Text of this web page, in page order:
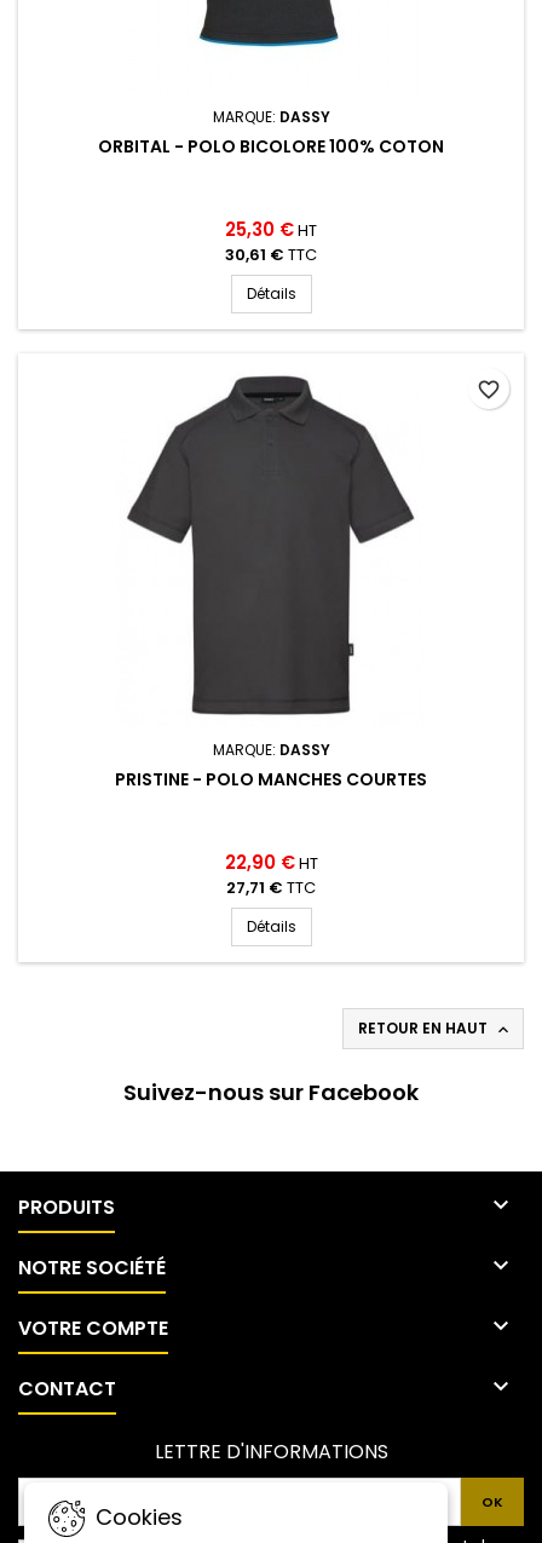
MARQUE: DASSY
ORBITAL - POLO BICOLORE 100% COTON
25,30 €HT
30,61 € TTC
Détails
MARQUE: DASSY
PRISTINE - POLO MANCHES COURTES
22,90 €HT
27,71 € TTC
Détails
favorite_border
RETOUR EN HAUT 
Suivez-nous sur Facebook
PRODUITS 
NOTRE SOCIÉTÉ 
VOTRE COMPTE 
CONTACT 
Cookies
LETTRE D'INFORMATIONS